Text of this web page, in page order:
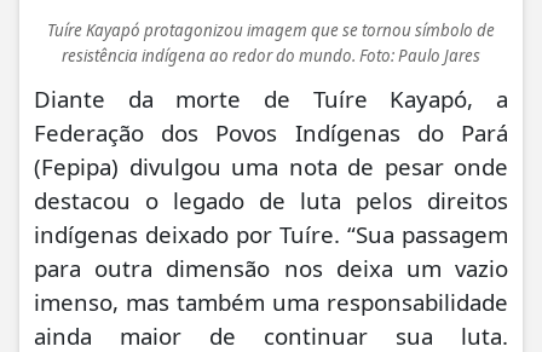
Tuíre Kayapó protagonizou imagem que se tornou símbolo de
resistência indígena ao redor do mundo. Foto: Paulo Jares
Diante da morte de Tuíre Kayapó, a
Federação dos Povos Indígenas do Pará
(Fepipa) divulgou uma nota de pesar onde
destacou o legado de luta pelos direitos
indígenas deixado por Tuíre. “Sua passagem
para outra dimensão nos deixa um vazio
imenso, mas também uma responsabilidade
ainda maior de continuar sua luta.